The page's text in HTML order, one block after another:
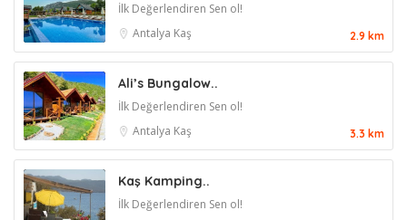
İlk Değerlendiren Sen ol!
Antalya Kaş 2.9 km
Ali’s Bungalow..
İlk Değerlendiren Sen ol!
Antalya Kaş 3.3 km
Kaş Kamping..
İlk Değerlendiren Sen ol!